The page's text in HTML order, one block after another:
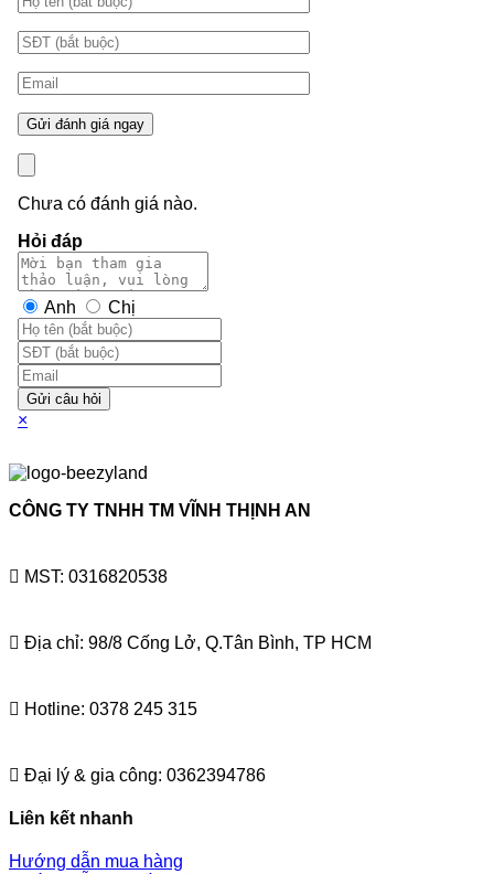
Chưa có đánh giá nào.
Hỏi đáp
Anh Chị
Gửi câu hỏi
×
CÔNG TY TNHH TM VĨNH THỊNH AN
MST: 0316820538
Địa chỉ: 98/8 Cống Lở, Q.Tân Bình, TP HCM
Hotline: 0378 245 315
Đại lý & gia công: 0362394786
Liên kết nhanh
Hướng dẫn mua hàng